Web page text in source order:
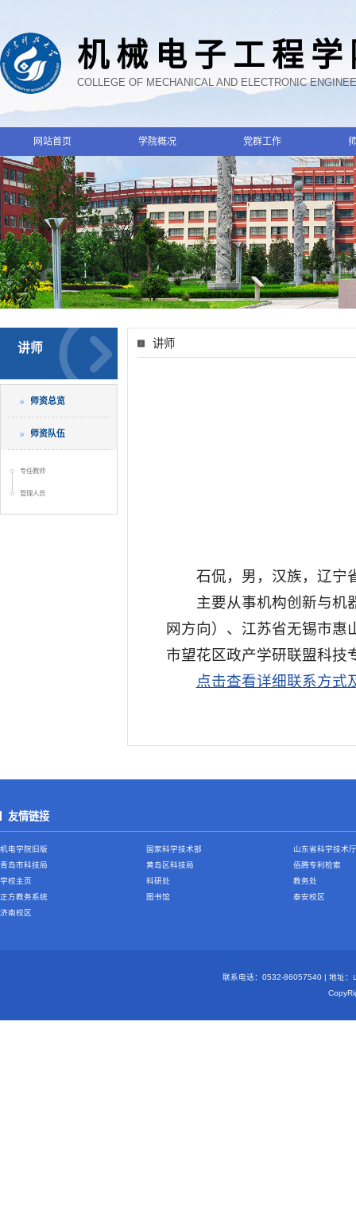
机械电子工程
COLLEGE OF MECHANICAL AND ELECTRONIC
网站首页 学院概况 党群工作
讲师
师资总览
师资队伍
专任教师
管理人员
讲师
石侃，男，汉族，辽宁
主要从事机构创新与机
网方向）、江苏省无锡市
市望花区政产学研联盟科技
点击查看详细联系方式
友情链接
机电学院旧版 国家科学技术部
山东省科学技术厅
青岛市科技局
黄岛区科技局
佰腾专利检索
学校主页
科研处
教务处
正方教务系统
图书馆
泰安校区
济南校区
联系电话：0532-86057540 | 地址：